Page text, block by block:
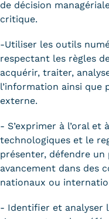
de décision
critique.
-Utiliser les outils
respectant les règles
acquérir, traiter,
l’information ainsi
externe.
- S’exprimer à l’oral
technologiques et le
présenter, défendre
avancement dans des
nationaux ou
- Identifier et analyser